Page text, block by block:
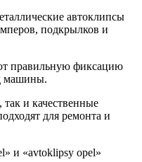
автоклипсы
подкрылков и
правильную фиксацию
машины.
и качественные
для ремонта и
и «avtoklipsy opel»